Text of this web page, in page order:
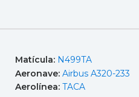
Matícula: N499TA
Aeronave: Airbus A320-233
Aerolínea: TACA